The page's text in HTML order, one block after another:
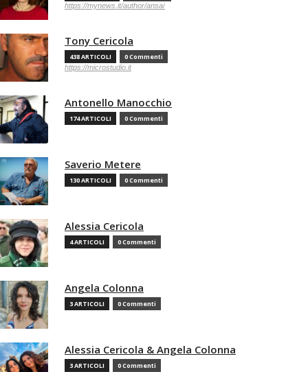
https://mynews.it/author/ansa/
Tony Cericola
438 ARTICOLI 0 Commenti
https://microstudio.it
Antonello Manocchio
174 ARTICOLI 0 Commenti
Saverio Metere
130 ARTICOLI 0 Commenti
Alessia Cericola
4 ARTICOLI 0 Commenti
Angela Colonna
3 ARTICOLI 0 Commenti
Alessia Cericola & Angela Colonna
3 ARTICOLI 0 Commenti